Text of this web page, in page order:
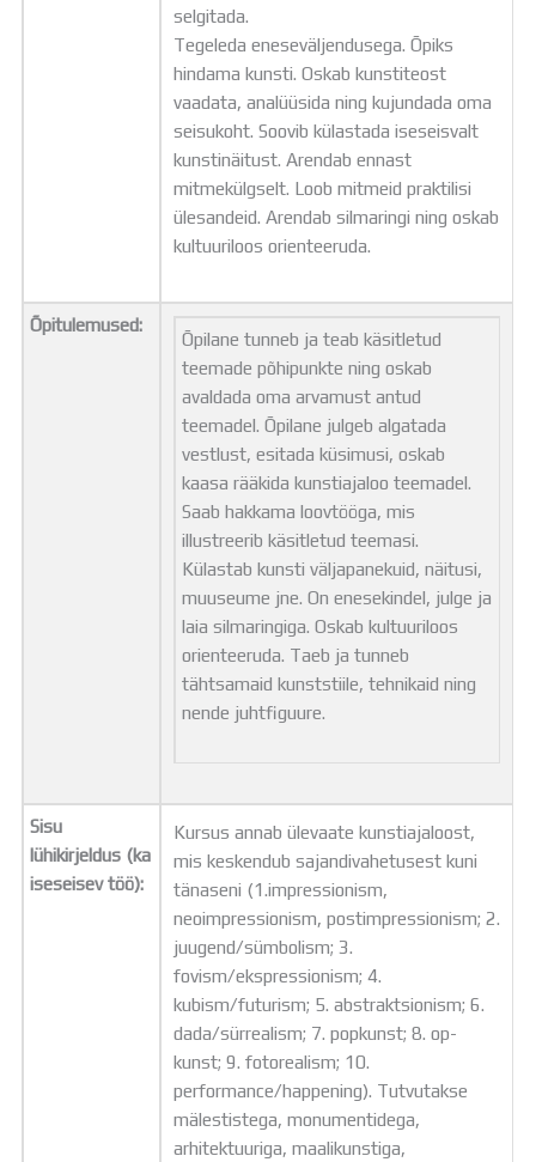
selgitada.
Tegeleda eneseväljendusega. Õpiks
hindama kunsti. Oskab kunstiteost
vaadata, analüüsida ning kujundada oma
seisukoht. Soovib külastada iseseisvalt
kunstinäitust. Arendab ennast
mitmekülgselt. Loob mitmeid praktilisi
ülesandeid. Arendab silmaringi ning oskab
kultuuriloos orienteeruda.
Õpitulemused:
Õpilane tunneb ja teab käsitletud
teemade põhipunkte ning oskab
avaldada oma arvamust antud
teemadel. Õpilane julgeb algatada
vestlust, esitada küsimusi, oskab
kaasa rääkida kunstiajaloo teemadel.
Saab hakkama loovtööga, mis
illustreerib käsitletud teemasi.
Külastab kunsti väljapanekuid, näitusi,
muuseume jne. On enesekindel, julge ja
laia silmaringiga. Oskab kultuuriloos
orienteeruda. Taeb ja tunneb
tähtsamaid kunststiile, tehnikaid ning
nende juhtfiguure.
Sisu
lühikirjeldus (ka
iseseisev töö):
Kursus annab ülevaate kunstiajaloost,
mis keskendub sajandivahetusest kuni
tänaseni (1.impressionism,
neoimpressionism, postimpressionism; 2.
juugend/sümbolism; 3.
fovism/ekspressionism; 4.
kubism/futurism; 5. abstraktsionism; 6.
dada/sürrealism; 7. popkunst; 8. op-
kunst; 9. fotorealism; 10.
performance/happening). Tutvutakse
mälestistega, monumentidega,
arhitektuuriga, maalikunstiga,